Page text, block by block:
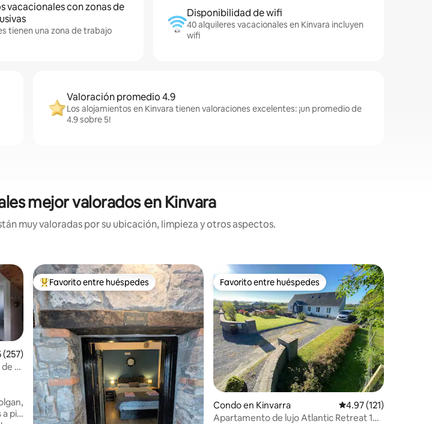
vacacionales con zonas de
tienen una zona de trabajo
Disponibilidad de wifi
40 alquileres vacacionales en Kinvara incluyen
wifi
Valoración promedio 4.9
Los alojamientos en Kinvara tienen valoraciones excelentes: ¡un promedio de
4.9 sobre 5!
mejor valorados en Kinvara
muy valoradas por su ubicación, limpieza y otros aspectos.
promedio: 4.95 de 5, 257 reseñas
(257)
4
a pie
Favorito entre huéspedes preferido
Favorito entre huéspedes Favorito entre huéspedes
Favorito entre huéspedes
Condo en Kinvarra Calificación promedio:
4.97 (121)
Apartamento de lujo Atlantic Retreat 1